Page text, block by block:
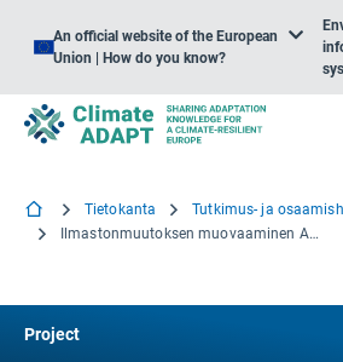
An official website of the European
Union | How do you know?
Tietokanta
Tutkimus- ja
Ilmastonmuutoksen muovaaminen Adaptive PlacEs
Project